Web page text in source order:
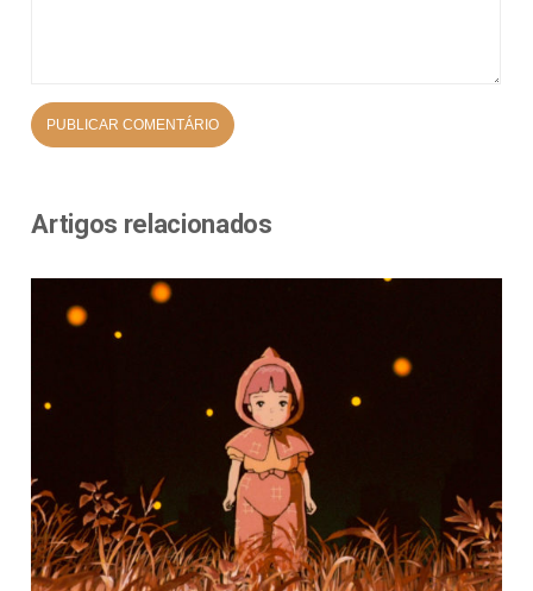
Artigos relacionados